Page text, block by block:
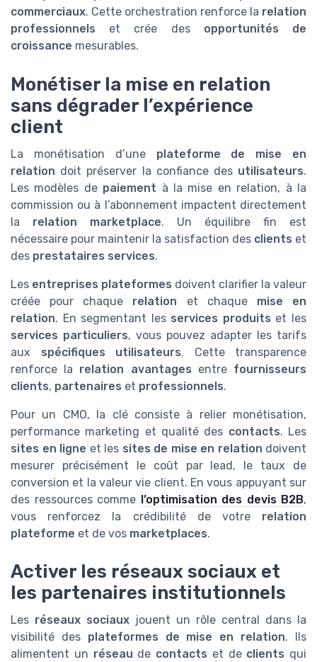
commerciaux. Cette orchestration renforce la relation
professionnels et crée des opportunités de
croissance mesurables.
Monétiser la mise en relation
sans dégrader l’expérience
client
La monétisation d’une plateforme de mise en
relation doit préserver la confiance des utilisateurs.
Les modèles de paiement à la mise en relation, à la
commission ou à l’abonnement impactent directement
la relation marketplace. Un équilibre fin est
nécessaire pour maintenir la satisfaction des clients et
des prestataires services.
Les entreprises plateformes doivent clarifier la valeur
créée pour chaque relation et chaque mise en
relation. En segmentant les services produits et les
services particuliers, vous pouvez adapter les tarifs
aux spécifiques utilisateurs. Cette transparence
renforce la relation avantages entre fournisseurs
clients, partenaires et professionnels.
Pour un CMO, la clé consiste à relier monétisation,
performance marketing et qualité des contacts. Les
sites en ligne et les sites de mise en relation doivent
mesurer précisément le coût par lead, le taux de
conversion et la valeur vie client. En vous appuyant sur
des ressources comme l’optimisation des devis B2B,
vous renforcez la crédibilité de votre relation
plateforme et de vos marketplaces.
Activer les réseaux sociaux et
les partenaires institutionnels
Les réseaux sociaux jouent un rôle central dans la
visibilité des plateformes de mise en relation. Ils
alimentent un réseau de contacts et de clients qui